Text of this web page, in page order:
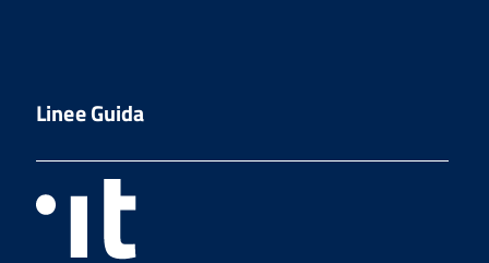
Linee Guida